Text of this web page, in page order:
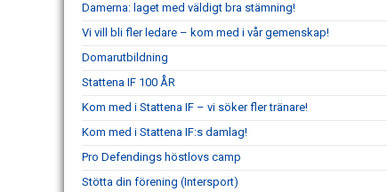
Damerna: laget med väldigt bra stämning!
Vi vill bli fler ledare – kom med i vår gemenskap!
Domarutbildning
Stattena IF 100 ÅR
Kom med i Stattena IF – vi söker fler tränare!
Kom med i Stattena IF:s damlag!
Pro Defendings höstlovs camp
Stötta din förening (Intersport)